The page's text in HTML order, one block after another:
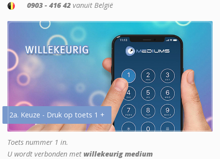
0903 - 416 42 vanuit België
2a. Keuze - Druk op toets 1 +
Toets nummer 1 in.
U wordt verbonden met willekeurig medium